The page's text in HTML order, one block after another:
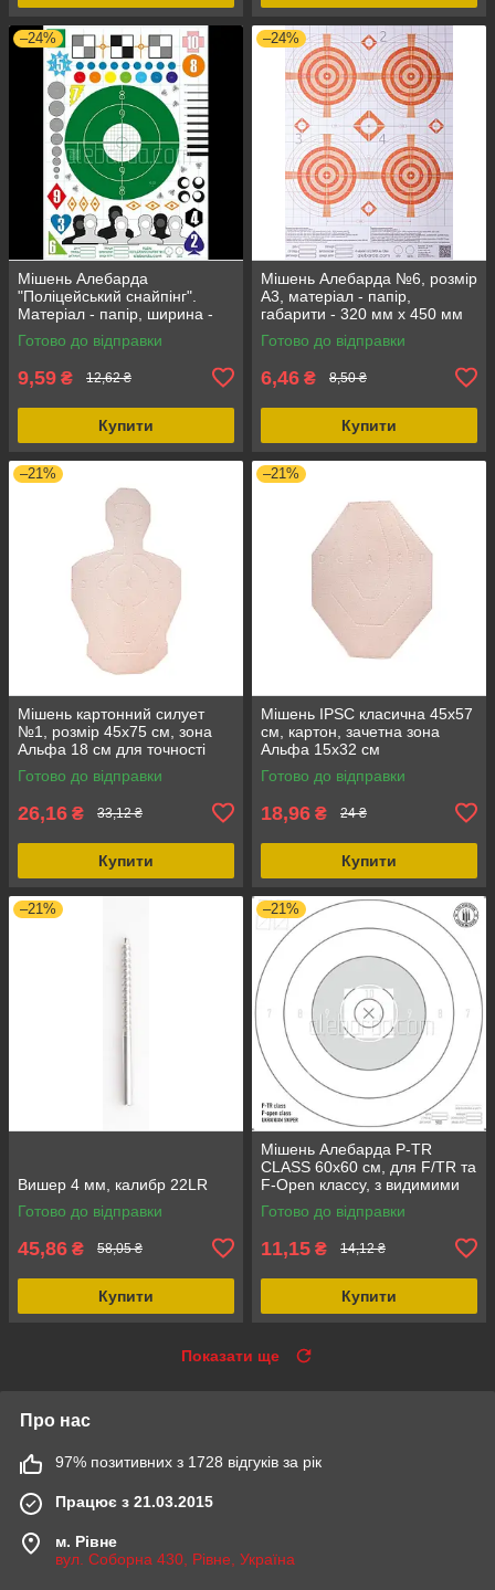
–24%
Мішень Алебарда
"Поліцейський снайпінг".
Матеріал - папір, ширина -
42 см, довжина - 60 см
Готово до відправки
9,59 ₴ 12,62 ₴
Купити
–24%
Мішень Алебарда №6, розмір
А3, матеріал - папір,
габарити - 320 мм х 450 мм
Готово до відправки
6,46 ₴ 8,50 ₴
Купити
–21%
Мішень картонний силует
№1, розмір 45х75 см, зона
Альфа 18 см для точності
стрільби
Готово до відправки
26,16 ₴ 33,12 ₴
Купити
–21%
Мішень IPSC класична 45х57
см, картон, зачетна зона
Альфа 15х32 см
Готово до відправки
18,96 ₴ 24 ₴
Купити
–21%
Вишер 4 мм, калибр 22LR
Готово до відправки
45,86 ₴ 58,05 ₴
Купити
–21%
Мішень Алебарда P-TR
CLASS 60х60 см, для F/TR та
F-Open классу, з видимими
попаданнями на 500 м
Готово до відправки
11,15 ₴ 14,12 ₴
Купити
Показати ще
Про нас
97% позитивних з 1728 відгуків за рік
Працює з 21.03.2015
м. Рівне
вул. Соборна 430, Рівне, Україна